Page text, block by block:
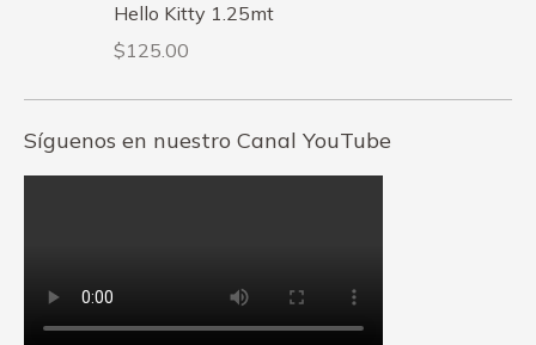
Hello Kitty 1.25mt
$125.00
Síguenos en nuestro Canal YouTube